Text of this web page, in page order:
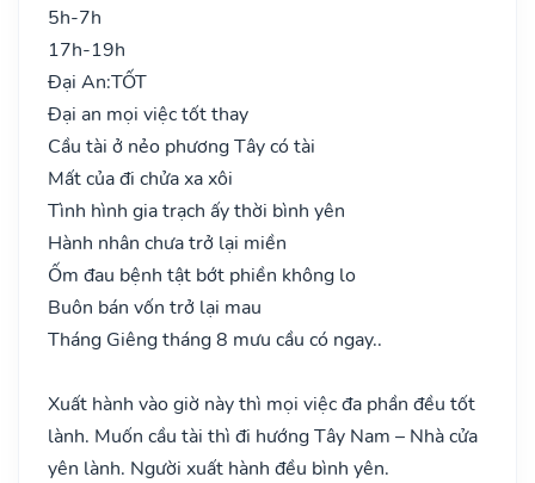
5h-7h
17h-19h
Đại An:TỐT
Đại an mọi việc tốt thay
Cầu tài ở nẻo phương Tây có tài
Mất của đi chửa xa xôi
Tình hình gia trạch ấy thời bình yên
Hành nhân chưa trở lại miền
Ốm đau bệnh tật bớt phiền không lo
Buôn bán vốn trở lại mau
Tháng Giêng tháng 8 mưu cầu có ngay..
Xuất hành vào giờ này thì mọi việc đa phần đều tốt
lành. Muốn cầu tài thì đi hướng Tây Nam – Nhà cửa
yên lành. Người xuất hành đều bình yên.